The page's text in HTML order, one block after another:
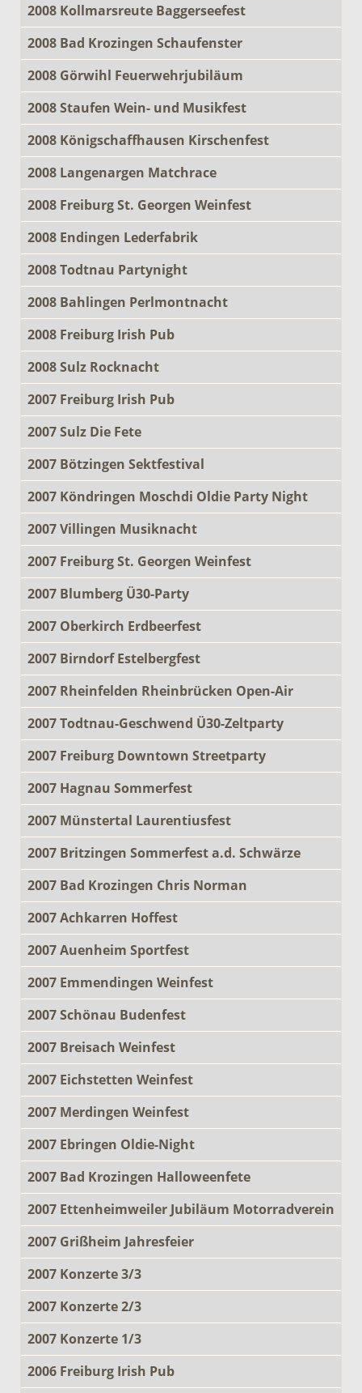
2008 Kollmarsreute Baggerseefest
2008 Bad Krozingen Schaufenster
2008 Görwihl Feuerwehrjubiläum
2008 Staufen Wein- und Musikfest
2008 Königschaffhausen Kirschenfest
2008 Langenargen Matchrace
2008 Freiburg St. Georgen Weinfest
2008 Endingen Lederfabrik
2008 Todtnau Partynight
2008 Bahlingen Perlmontnacht
2008 Freiburg Irish Pub
2008 Sulz Rocknacht
2007 Freiburg Irish Pub
2007 Sulz Die Fete
2007 Bötzingen Sektfestival
2007 Köndringen Moschdi Oldie Party Night
2007 Villingen Musiknacht
2007 Freiburg St. Georgen Weinfest
2007 Blumberg Ü30-Party
2007 Oberkirch Erdbeerfest
2007 Birndorf Estelbergfest
2007 Rheinfelden Rheinbrücken Open-Air
2007 Todtnau-Geschwend Ü30-Zeltparty
2007 Freiburg Downtown Streetparty
2007 Hagnau Sommerfest
2007 Münstertal Laurentiusfest
2007 Britzingen Sommerfest a.d. Schwärze
2007 Bad Krozingen Chris Norman
2007 Achkarren Hoffest
2007 Auenheim Sportfest
2007 Emmendingen Weinfest
2007 Schönau Budenfest
2007 Breisach Weinfest
2007 Eichstetten Weinfest
2007 Merdingen Weinfest
2007 Ebringen Oldie-Night
2007 Bad Krozingen Halloweenfete
2007 Ettenheimweiler Jubiläum Motorradverein
2007 Grißheim Jahresfeier
2007 Konzerte 3/3
2007 Konzerte 2/3
2007 Konzerte 1/3
2006 Freiburg Irish Pub